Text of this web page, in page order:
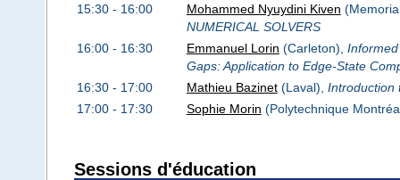
15:30 - 16:00
Mohammed Nyuydini Kiven
NUMERICAL SOLVERS
16:00 - 16:30
Emmanuel Lorin (Carleton),
Gaps: Application to Edge-State
16:30 - 17:00
Mathieu Bazinet(Laval), Introduction
17:00 - 17:30
Sophie Morin (Polytechnique
Sessions d'éducation